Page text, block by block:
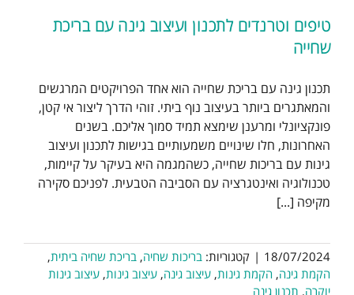
טיפים וטרנדים לתכנון ועיצוב גינה עם בריכת
שחייה
תכנון גינה עם בריכת שחייה הוא אחד הפרויקטים המרגשים
והמאתגרים ביותר בעיצוב נוף ביתי. זוהי הדרך ליצור אי קטן,
פונקציונלי ומרענן שימצא תמיד סמוך אליכם. בשנים
האחרונות, חלו שינויים משמעותיים בגישות לתכנון ועיצוב
גינות עם בריכות שחייה, כשהמגמה היא בעיקר על קיימות,
טכנולוגיה ואינטגרציה עם הסביבה הטבעית. לפניכם סקירה
מקיפה [...]
18/07/2024
| קטגוריות: בריכות שחיה, בריכת שחיה ביתית,
הקמת גינה, הקמת גינות, עיצוב גינה, עיצוב גינות, עיצוב גינות
יוקרה, תכנון גינה